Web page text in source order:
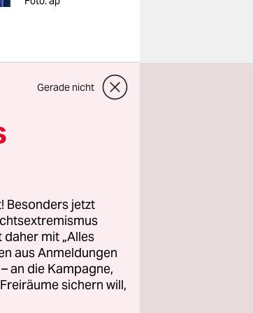
Gerade nicht
Besonders jetzt
mit „Alles
aus Anmeldungen
an die Kampagne,
sichern will,